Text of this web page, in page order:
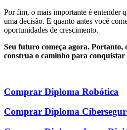
Por fim, o mais importante é entender
uma decisão. E quanto antes você
oportunidades de crescimento.
Seu futuro começa agora. Portanto,
construa o caminho para
Comprar Diploma Robótica
Comprar Diploma